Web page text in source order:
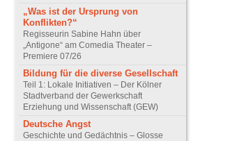
„Was ist der Ursprung von
Konflikten?“
Regisseurin Sabine Hahn über
„Antigone“ am Comedia Theater –
Premiere 07/26
Bildung für die diverse Gesellschaft
Teil 1: Lokale Initiativen – Der Kölner
Stadtverband der Gewerkschaft
Erziehung und Wissenschaft (GEW)
Deutsche Angst
Geschichte und Gedächtnis – Glosse